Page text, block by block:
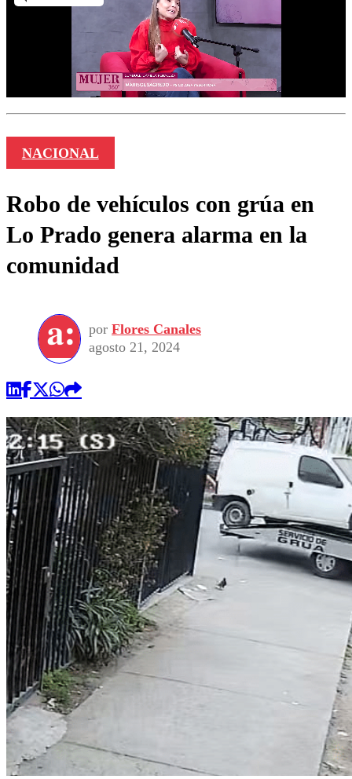
NACIONAL
Robo de vehículos con grúa en
Lo Prado genera alarma en la
comunidad
por Flores Canales
agosto 21, 2024